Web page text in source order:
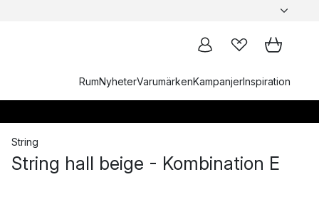
RumNyheterVarumärkenKampanjerInspiration
String
String hall beige - Kombination E